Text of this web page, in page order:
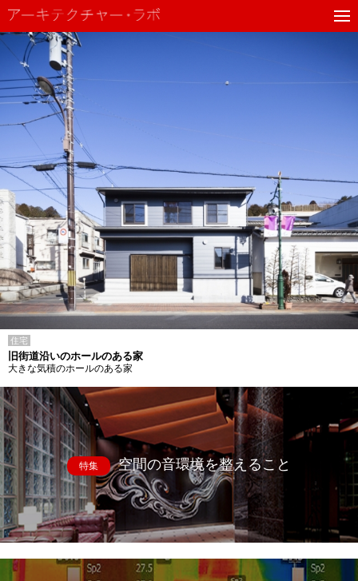
住宅
旧街道沿いのホールのある家
大きな気積のホールのある家
特集 空間の音環境を整えること